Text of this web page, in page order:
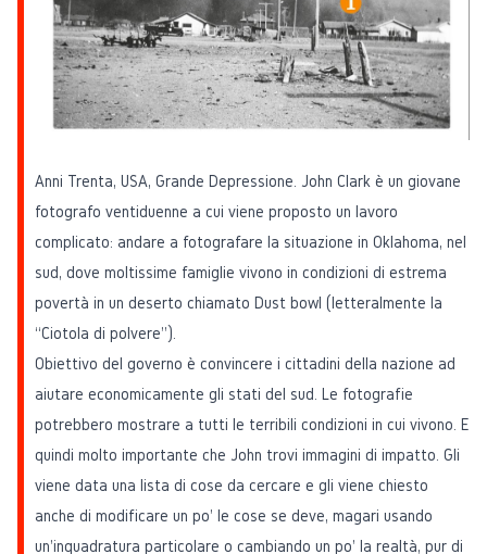
Anni Trenta, USA, Grande Depressione. John Clark è un giovane
fotografo ventiduenne a cui viene proposto un lavoro
complicato: andare a fotografare la situazione in Oklahoma, nel
sud, dove moltissime famiglie vivono in condizioni di estrema
povertà in un deserto chiamato Dust bowl (letteralmente la
“Ciotola di polvere”).
Obiettivo del governo è convincere i cittadini della nazione ad
aiutare economicamente gli stati del sud. Le fotografie
potrebbero mostrare a tutti le terribili condizioni in cui vivono. É
quindi molto importante che John trovi immagini di impatto. Gli
viene data una lista di cose da cercare e gli viene chiesto
anche di modificare un po' le cose se deve, magari usando
un'inquadratura particolare o cambiando un po' la realtà, pur di